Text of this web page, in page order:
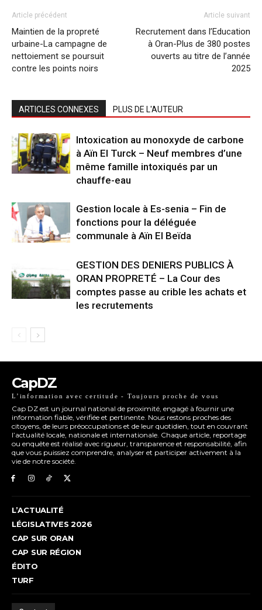
Article précédent
Maintien de la propreté
urbaine-La campagne de
nettoiement se poursuit
contre les points noirs
Article suivant
Recrutement dans l’Education
à Oran-Plus de 380 postes
ouverts au titre de l’année
2025
ARTICLES CONNEXES PLUS DE L'AUTEUR
Intoxication au monoxyde de carbone
à Aïn El Turck – Neuf membres d’une
même famille intoxiqués par un
chauffe-eau
Gestion locale à Es-senia – Fin de
fonctions pour la déléguée
communale à Aïn El Beïda
GESTION DES DENIERS PUBLICS À
ORAN PROPRETÉ – La Cour des
comptes passe au crible les achats et
les recrutements
CapDZ
L’information avec certitude - Toujours proche de vous
Cap DZ est un journal national de proximité, engagé à fournir une
information fiable, vérifiée et pertinente. Nous restons proches des
citoyens, de leurs préoccupations et de leur quotidien, tout en couvrant
l’actualité locale, nationale et internationale. Chaque article, reportage
ou enquête est réalisé avec rigueur, transparence et responsabilité, afin
que vous puissiez comprendre, analyser et participer activement à la
vie de notre société.
L’ACTUALITÉ
LÉGISLATIVES 2026
CAP SUR ORAN
CAP SUR RÉGION
ÉDITO
TURF